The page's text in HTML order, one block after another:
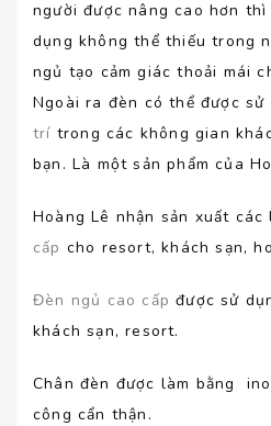
người được nâng cao hơn
dụng không thể thiếu trong
ngủ tạo cảm giác thoải mái
Ngoài ra đèn có thể được
trí trong các không gian
bạn. Là một sản phẩm của
Hoàng Lê nhận sản xuất
cấp cho resort, khách sạn,
Đèn ngủ cao cấp được sử
khách sạn, resort.
Chân đèn được làm bằng
công cẩn thận.